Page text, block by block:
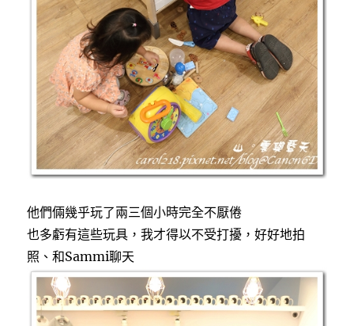
他們倆幾乎玩了兩三個小時完全不厭倦
也多虧有這些玩具，我才得以不受打擾，好好地拍
照、和Sammi聊天